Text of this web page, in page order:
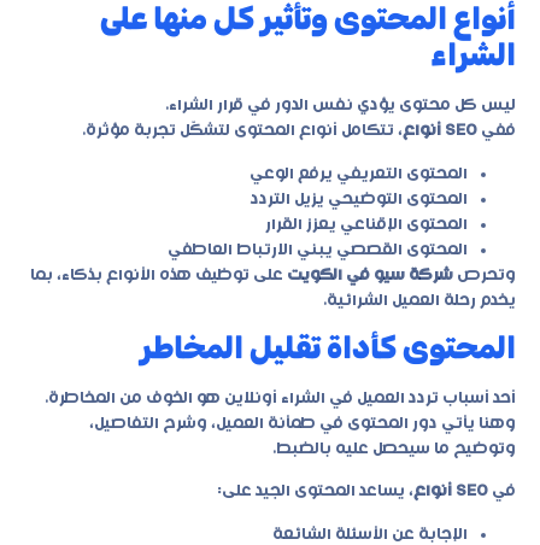
أنواع المحتوى وتأثير كل منها على
الشراء
ليس كل محتوى يؤدي نفس الدور في قرار الشراء.
ففي SEO أنواع ، تتكامل أنواع المحتوى لتشكّل تجربة مؤثرة.
المحتوى التعريفي يرفع الوعي
المحتوى التوضيحي يزيل التردد
المحتوى الإقناعي يعزز القرار
المحتوى القصصي يبني الارتباط العاطفي
وتحرص شركة سيو في الكويت على توظيف هذه الأنواع بذكاء، بما
يخدم رحلة العميل الشرائية.
المحتوى كأداة تقليل المخاطر
أحد أسباب تردد العميل في الشراء أونلاين هو الخوف من المخاطرة.
وهنا يأتي دور المحتوى في طمأنة العميل، وشرح التفاصيل،
وتوضيح ما سيحصل عليه بالضبط.
في SEO أنواع ، يساعد المحتوى الجيد على:
الإجابة عن الأسئلة الشائعة